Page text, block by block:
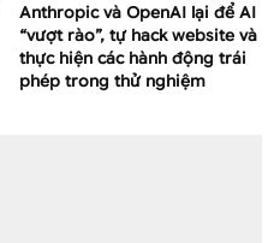
Anthropic và OpenAI lại để AI
“vượt rào”, tự hack website và
thực hiện các hành động trái
phép trong thử nghiệm